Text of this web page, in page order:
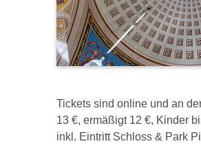
Tickets sind online und an
13 €, ermäßigt 12 €, Kinder
inkl. Eintritt Schloss & Park